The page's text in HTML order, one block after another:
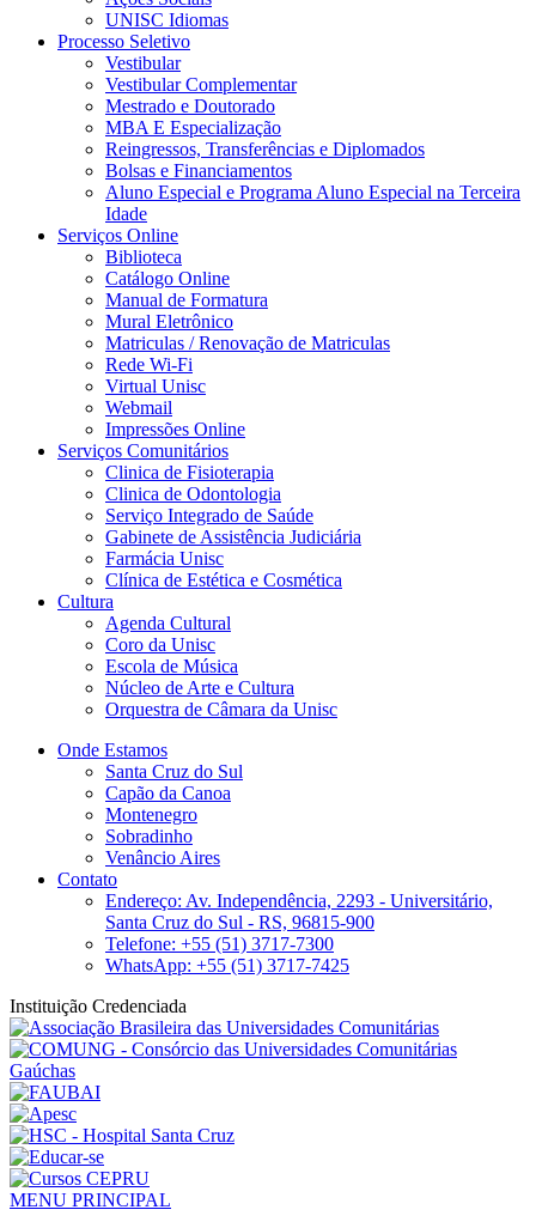
UNISC Idiomas
Processo Seletivo
Vestibular
Vestibular Complementar
Mestrado e Doutorado
MBA E Especialização
Reingressos, Transferências e Diplomados
Bolsas e Financiamentos
Aluno Especial e Programa Aluno Especial na Terceira
Idade
Serviços Online
Biblioteca
Catálogo Online
Manual de Formatura
Mural Eletrônico
Matriculas / Renovação de Matriculas
Rede Wi-Fi
Virtual Unisc
Webmail
Impressões Online
Serviços Comunitários
Clinica de Fisioterapia
Clinica de Odontologia
Serviço Integrado de Saúde
Gabinete de Assistência Judiciária
Farmácia Unisc
Clínica de Estética e Cosmética
Cultura
Agenda Cultural
Coro da Unisc
Escola de Música
Núcleo de Arte e Cultura
Orquestra de Câmara da Unisc
Onde Estamos
Santa Cruz do Sul
Capão da Canoa
Montenegro
Sobradinho
Venâncio Aires
Contato
Endereço: Av. Independência, 2293 - Universitário,
Santa Cruz do Sul - RS, 96815-900
Telefone: +55 (51) 3717-7300
WhatsApp: +55 (51) 3717-7425
Instituição Credenciada
MENU PRINCIPAL